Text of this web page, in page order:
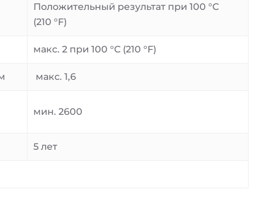
Положительный результат при 100 °C
(210 °F)
макс. 2 при 100 °C (210 °F)
макс. 1,6
мин. 2600
5 лет